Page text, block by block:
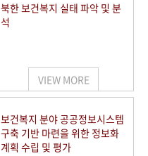
북한 보건복지 실태 파악 및 분
석
VIEW MORE
보건복지 분야 공공정보시스템
구축 기반 마련을 위한 정보화
계획 수립 및 평가